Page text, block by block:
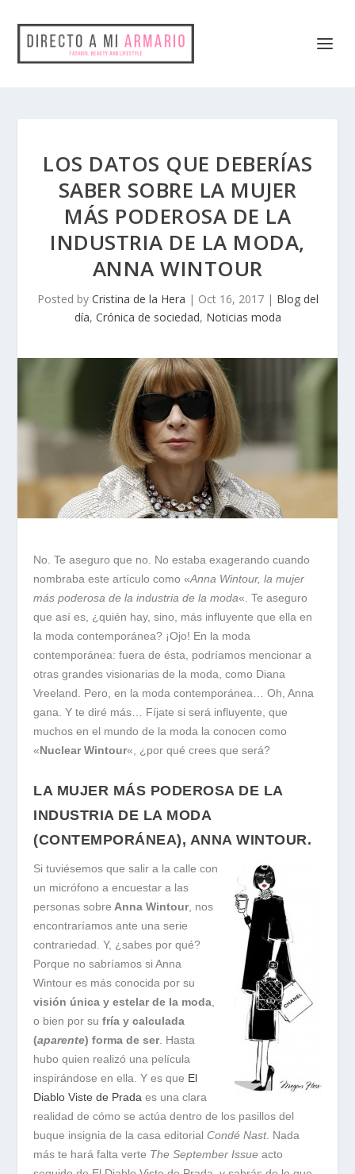
LOS DATOS QUE DEBERÍAS
SABER SOBRE LA MUJER
MÁS PODEROSA DE LA
INDUSTRIA DE LA MODA,
ANNA WINTOUR
Posted by Cristina de la Hera | Oct 16, 2017| Blog del
día, Crónica de sociedad, Noticias moda
No. Te aseguro que no. No estaba exagerando cuando
nombraba este artículo como «Anna Wintour, la mujer
más poderosa de la industria de la moda«. Te aseguro
que así es, ¿quién hay, sino, más influyente que ella en
la moda contemporánea? ¡Ojo! En la moda
contemporánea: fuera de ésta, podríamos mencionar a
otras grandes visionarias de la moda, como Diana
Vreeland. Pero, en la moda contemporánea… Oh, Anna
gana. Y te diré más… Fíjate si será influyente, que
muchos en el mundo de la moda la conocen como
«Nuclear Wintour«, ¿por qué crees que será?
LA MUJER MÁS PODEROSA DE LA
INDUSTRIA DE LA MODA
(CONTEMPORÁNEA), ANNA WINTOUR.
Si tuviésemos que salir a la calle con
un micrófono a encuestar a las
personas sobre Anna Wintour, nos
encontraríamos ante una serie
contrariedad. Y, ¿sabes por qué?
Porque no sabríamos si Anna
Wintour es más conocida por su
visión única y estelar de la moda
o bien por sufría y calculada
(aparente) forma de ser. Hasta
hubo quien realizó una película
inspirándose en ella. Y es que El
Diablo Viste de Prada es una clara
realidad de cómo se actúa dentro de los pasillos del
buque insignia de la casa editorialCondé Nast. Nada
más te hará falta verte The September Issue acto